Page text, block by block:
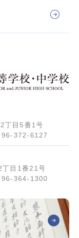
丁目5番1号
372-6127
目1番21号
364-1300